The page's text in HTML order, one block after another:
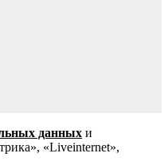
данных и
«Liveinternet»,